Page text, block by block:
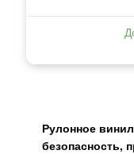
Рулонное
безопасность,